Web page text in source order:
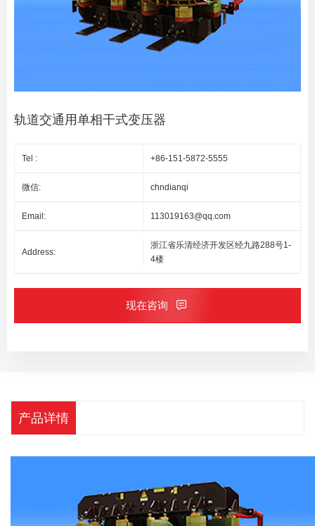
轨道交通用单相干式变压器
Tel : +86-151-5872-5555
微信: chndianqi
Email: 113019163@qq.com
Address:
浙江省乐清经济开发区经九路288号1-
4楼
现在咨询
产品详情